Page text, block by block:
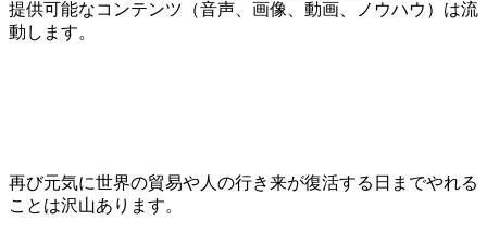
提供可能なコンテンツ（音声、画像、動画、ノウハウ）は流
動します。
再び元気に世界の貿易や人の行き来が復活する日までやれる
ことは沢山あります。